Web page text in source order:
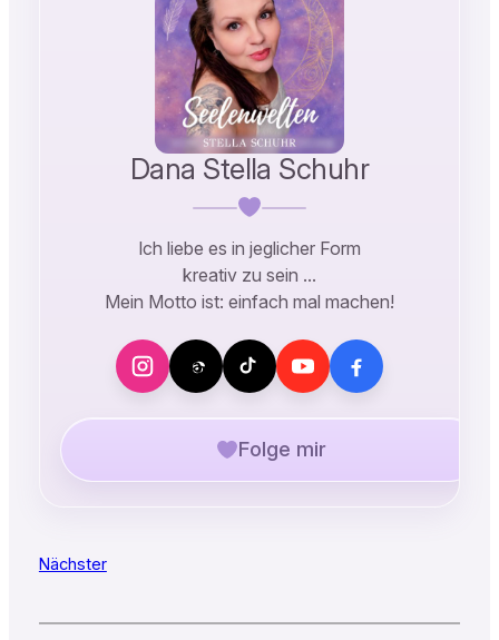
Dana Stella Schuhr
Ich liebe es in jeglicher Form
kreativ zu sein …
Mein Motto ist: einfach mal machen!
Folge mir
Nächster